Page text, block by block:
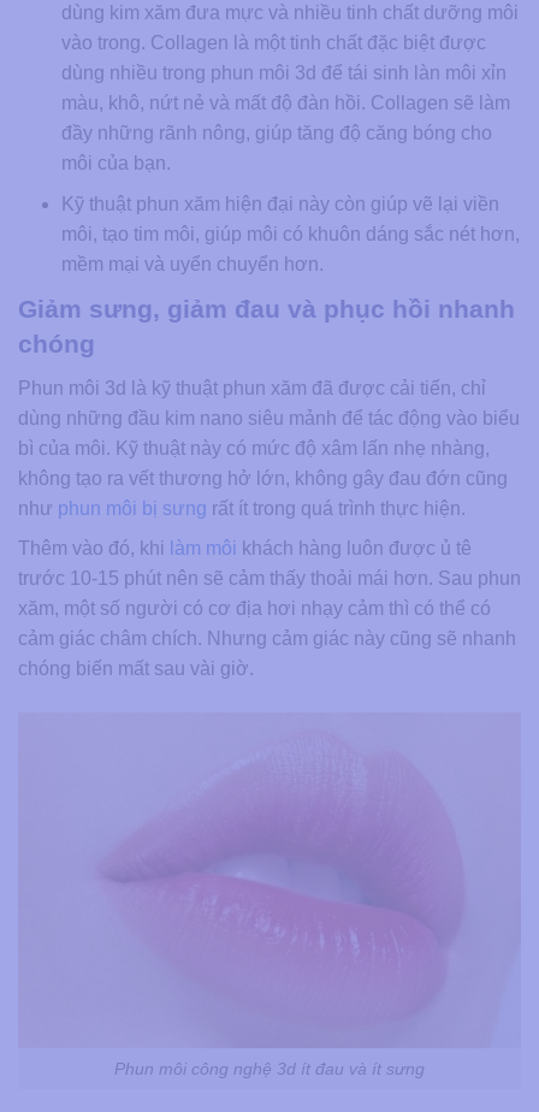
dùng kim xăm đưa mực và nhiều tinh chất dưỡng môi
vào trong. Collagen là một tinh chất đặc biệt được
dùng nhiều trong phun môi 3d để tái sinh làn môi xỉn
màu, khô, nứt nẻ và mất độ đàn hồi. Collagen sẽ làm
đầy những rãnh nông, giúp tăng độ căng bóng cho
môi của bạn.
Kỹ thuật phun xăm hiện đại này còn giúp vẽ lại viền
môi, tạo tim môi, giúp môi có khuôn dáng sắc nét hơn,
mềm mại và uyển chuyển hơn.
Giảm sưng, giảm đau và phục hồi nhanh
chóng
Phun môi 3d là kỹ thuật phun xăm đã được cải tiến, chỉ
dùng những đầu kim nano siêu mảnh để tác động vào biểu
bì của môi. Kỹ thuật này có mức độ xâm lấn nhẹ nhàng,
không tạo ra vết thương hở lớn, không gây đau đớn cũng
như phun môi bị sưng rất ít trong quá trình thực hiện.
Thêm vào đó, khi
làm môi khách hàng luôn được ủ tê
trước 10-15 phút nên sẽ cảm thấy thoải mái hơn. Sau phun
xăm, một số người có cơ địa hơi nhạy cảm thì có thể có
cảm giác châm chích. Nhưng cảm giác này cũng sẽ nhanh
chóng biến mất sau vài giờ.
Phun môi công nghệ 3d ít đau và ít sưng